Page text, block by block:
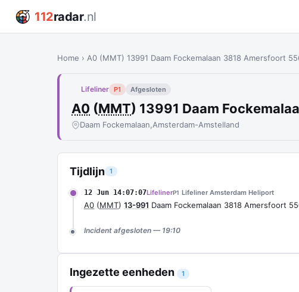
112radar.nl
Home › A0 (MMT) 13991 Daam Fockemalaan 3818 Amersfoort
Lifeliner P1 Afgesloten
A0 (MMT) 13991 Daam
Daam Fockemalaan,Amsterdam-Amstelland
Tijdlijn 1
12 Jun 14:07:07LifelinerP1 Lifeliner Amsterdam Heliport
A0 (MMT) 13-991 Daam Fockemalaan 3818 Amersfoort
Incident afgesloten — 19:10
Ingezette eenheden 1